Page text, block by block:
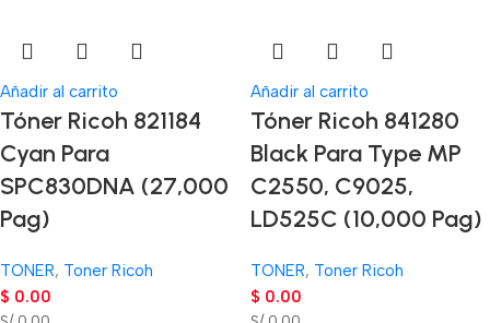
Añadir al carrito
Tóner Ricoh 821184
Cyan Para
SPC830DNA (27,000
Pag)
TONER, Toner Ricoh
$ 0.00
Añadir al carrito
Tóner Ricoh 841280
Black Para Type MP
C2550, C9025,
LD525C (10,000 Pag)
TONER, Toner Ricoh
$ 0.00